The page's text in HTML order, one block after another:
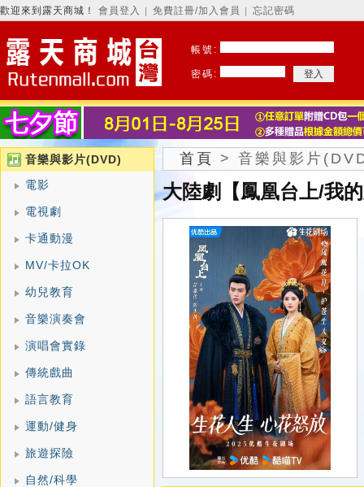
歡迎來到露天商城！ 會員登入 免費註冊/加入會員 忘記密碼
帳號:
密碼:
音樂與影片(DVD)
電影
電視劇
卡通動漫
MV/卡拉OK
幼兒教育
音樂演奏會
演唱會實錄
傳統戲曲
語言教育
運動/健身
旅遊探險
自然/科學
首頁 > 音樂與影片
大陸劇【鳳凰台上/我